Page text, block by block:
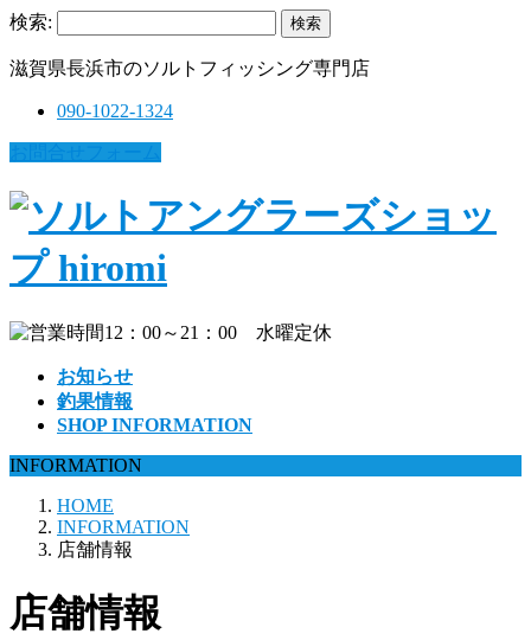
検索:
滋賀県長浜市のソルトフィッシング専門店
090-1022-1324
お知らせ
釣果情報
SHOP INFORMATION
INFORMATION
HOME
INFORMATION
店舗情報
店舗情報